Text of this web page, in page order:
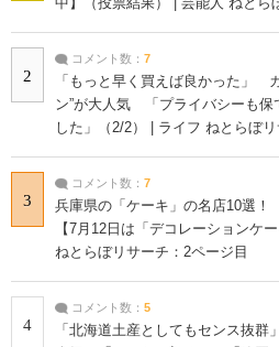
2
コメント数： 7
「もっと早く買えば良かった」
ン”が大人気 「プライバシーも保
した」（2/2） | ライフ ねとらぼ
3
コメント数： 7
兵庫県の「ケーキ」の名店10選
【7月12日は「デコレーションケ
ねとらぼリサーチ：2ページ目
4
コメント数： 5
「北海道土産としてもセンス抜群